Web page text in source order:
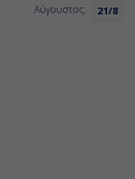
Αύγουστος: 21/8